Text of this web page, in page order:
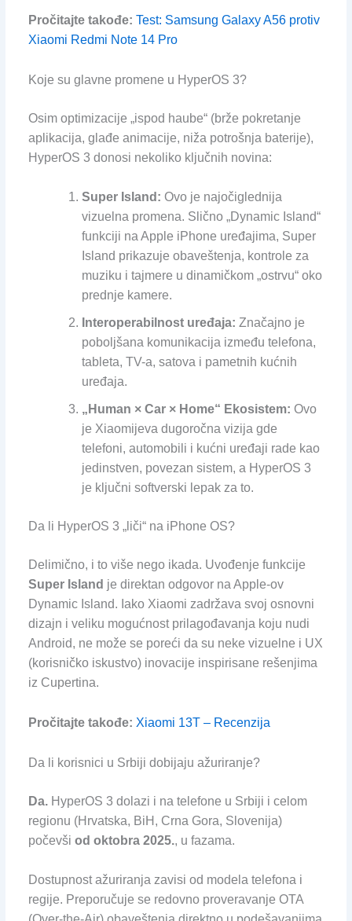
Pročitajte takođe: Test: Samsung Galaxy A56 protiv
Xiaomi Redmi Note 14 Pro
Koje su glavne promene u HyperOS 3?
Osim optimizacije „ispod haube“ (brže pokretanje
aplikacija, glađe animacije, niža potrošnja baterije),
HyperOS 3 donosi nekoliko ključnih novina:
Super Island: Ovo je najočiglednija
vizuelna promena. Slično „Dynamic Island“
funkciji na Apple iPhone uređajima, Super
Island prikazuje obaveštenja, kontrole za
muziku i tajmere u dinamičkom „ostrvu“ oko
prednje kamere.
Interoperabilnost uređaja: Značajno je
poboljšana komunikacija između telefona,
tableta, TV-a, satova i pametnih kućnih
uređaja.
„Human × Car × Home“ Ekosistem: Ovo
je Xiaomijeva dugoročna vizija gde
telefoni, automobili i kućni uređaji rade kao
jedinstven, povezan sistem, a HyperOS 3
je ključni softverski lepak za to.
Da li HyperOS 3 „liči“ na iPhone OS?
Delimično, i to više nego ikada. Uvođenje funkcije
Super Island je direktan odgovor na Apple-ov
Dynamic Island. Iako Xiaomi zadržava svoj osnovni
dizajn i veliku mogućnost prilagođavanja koju nudi
Android, ne može se poreći da su neke vizuelne i UX
(korisničko iskustvo) inovacije inspirisane rešenjima
iz Cupertina.
Pročitajte takođe: Xiaomi 13T – Recenzija
Da li korisnici u Srbiji dobijaju ažuriranje?
Da.HyperOS 3 dolazi i na telefone u Srbiji i celom
regionu (Hrvatska, BiH, Crna Gora, Slovenija)
počevši od oktobra 2025., u fazama.
Dostupnost ažuriranja zavisi od modela telefona i
regije. Preporučuje se redovno proveravanje OTA